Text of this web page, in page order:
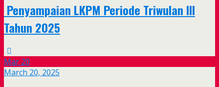
Penyampaian LKPM Periode Triwulan III
Tahun 2025
Mar 20
March 20, 2025